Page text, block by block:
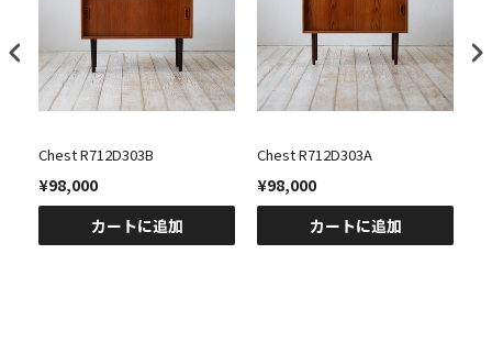
Chest R712D303B
¥98,000
カートに追加
Chest R712D303A
¥98,000
カートに追加